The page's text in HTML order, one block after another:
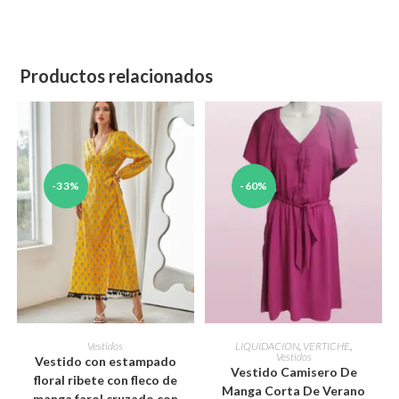
Productos relacionados
-33%
SELECCIONAR OPCIONES
Este
producto
tiene
múltiples
variantes.
Vestidos
Vestido con estampado
floral ribete con fleco de
-60%
SELECCIONAR OPCIONES
Este
producto
tiene
múltiples
variantes.
Las
LIQUIDACION, VERTICHE,
Vestidos
Vestido Camisero De
Manga Corta De Verano